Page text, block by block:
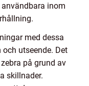
inom
med dessa
utseende. Det
på grund av
skillnader.